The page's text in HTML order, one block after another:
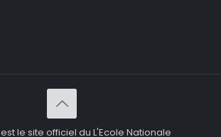
le site officiel du L'Ecole Nationale